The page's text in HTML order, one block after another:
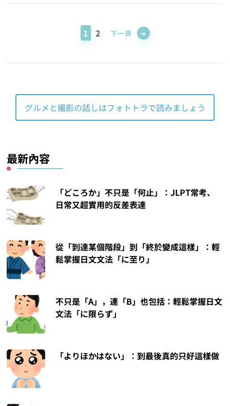
pagination
頁
1
頁
2 下一頁
グルメと撮影の話しはフォトトラで読みましょう
最新內容
「どころか」不只是「何止」：JLPT常考、
日常又超實用的反差表達
從「到達某個階段」到「終於變成這樣」：輕
鬆掌握日文文法「に至り」
不只是「A」，連「B」也包括：輕鬆掌握日文
文法「に限らず」
「よりほかはない」：到最後真的只好這樣做